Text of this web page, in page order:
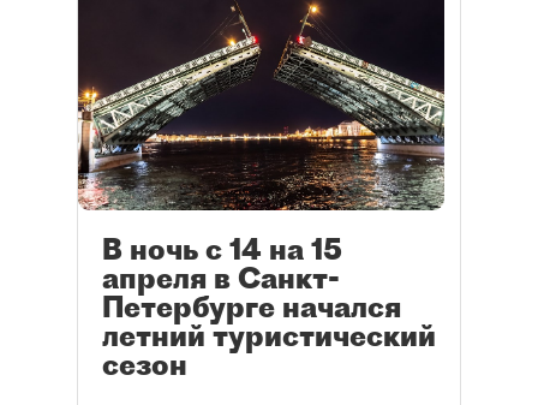
В ночь с 14 на 15
апреля в Санкт-
Петербурге начался
летний туристический
сезон